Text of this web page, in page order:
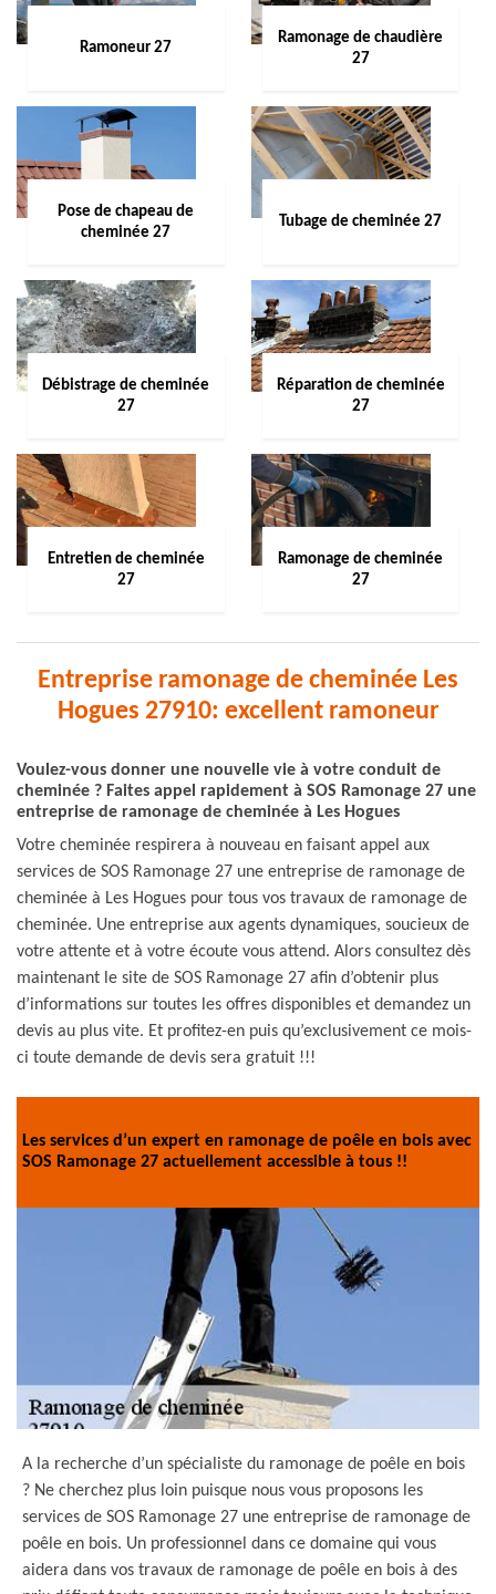
Ramoneur 27
Ramonage de chaudière
27
Pose de chapeau de
cheminée 27
Tubage de cheminée 27
Débistrage de cheminée
27
Réparation de cheminée
27
Entretien de cheminée
27
Ramonage de cheminée
27
Entreprise ramonage de cheminée Les
Hogues 27910: excellent ramoneur
Voulez-vous donner une nouvelle vie à votre conduit de
cheminée ? Faites appel rapidement à SOS Ramonage 27 une
entreprise de ramonage de cheminée à Les Hogues
Votre cheminée respirera à nouveau en faisant appel aux
services de SOS Ramonage 27 une entreprise de ramonage de
cheminée à Les Hogues pour tous vos travaux de ramonage de
cheminée. Une entreprise aux agents dynamiques, soucieux de
votre attente et à votre écoute vous attend. Alors consultez dès
maintenant le site de SOS Ramonage 27 afin d’obtenir plus
d’informations sur toutes les offres disponibles et demandez un
devis au plus vite. Et profitez-en puis qu’exclusivement ce mois-
ci toute demande de devis sera gratuit !!!
Les services d’un expert en ramonage de poêle en bois avec
SOS Ramonage 27 actuellement accessible à tous !!
A la recherche d’un spécialiste du ramonage de poêle en bois
? Ne cherchez plus loin puisque nous vous proposons les
services de SOS Ramonage 27 une entreprise de ramonage de
poêle en bois. Un professionnel dans ce domaine qui vous
aidera dans vos travaux de ramonage de poêle en bois à des